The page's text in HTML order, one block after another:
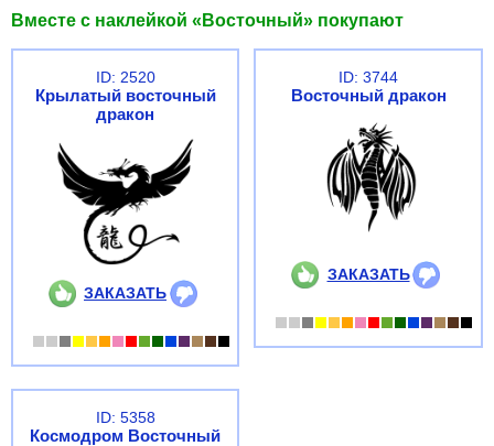
Вместе с наклейкой «Восточный» покупают
ID: 2520
Крылатый восточный
дракон
ЗАКАЗАТЬ
ID: 3744
Восточный дракон
ЗАКАЗАТЬ
ID: 5358
Космодром Восточный